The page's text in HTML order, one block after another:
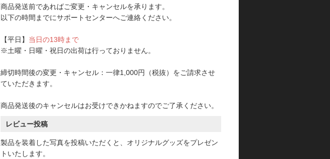
商品発送前であればご変更・キャンセルを承ります。
以下の時間までにサポートセンターへご連絡ください。
【平日】 当日の13時まで
※土曜・日曜・祝日の出荷は行っておりません。
締切時間後の変更・キャンセル：一律1,000円（税抜）をご請求させ
ていただきます。
商品発送後のキャンセルはお受けできかねますのでご了承ください。
レビュー投稿
製品を装着した写真を投稿いただくと、オリジナルグッズをプレゼン
トいたします。